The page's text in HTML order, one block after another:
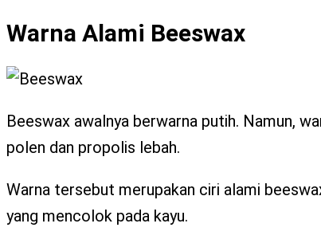
Warna Alami Beeswax
Beeswax awalnya berwarna putih. Namun,
polen dan propolis lebah.
Warna tersebut merupakan ciri alami
yang mencolok pada kayu.